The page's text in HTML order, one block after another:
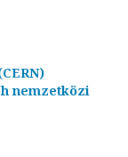
nemzetközi